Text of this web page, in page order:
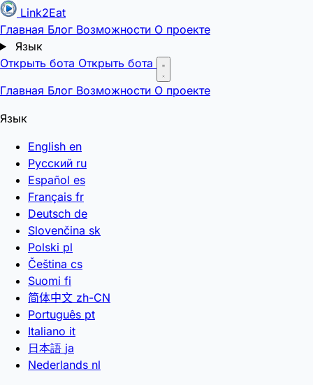
Link2Eat
Главная Блог Возможности О проекте
Язык
Открыть бота Открыть бота
Главная Блог Возможности О проекте
Язык
English en
Русский ru
Español es
Français fr
Deutsch de
Slovenčina sk
Polski pl
Čeština cs
Suomi fi
简体中文 zh-CN
Português pt
Italiano it
日本語 ja
Nederlands nl